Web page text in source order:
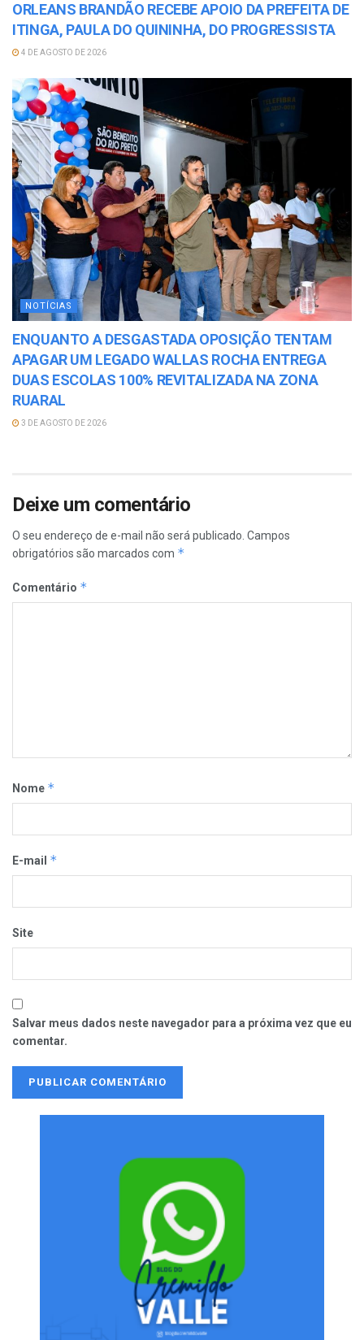
ORLEANS BRANDÃO RECEBE APOIO DA PREFEITA DE
ITINGA, PAULA DO QUININHA, DO PROGRESSISTA
4 DE AGOSTO DE 2026
NOTÍCIAS
ENQUANTO A DESGASTADA OPOSIÇÃO TENTAM
APAGAR UM LEGADO WALLAS ROCHA ENTREGA
DUAS ESCOLAS 100% REVITALIZADA NA ZONA
RUARAL
3 DE AGOSTO DE 2026
Deixe um comentário
O seu endereço de e-mail não será publicado. Campos
obrigatórios são marcados com *
Comentário *
Nome *
E-mail *
Site
Salvar meus dados neste navegador para a próxima vez que eu
comentar.